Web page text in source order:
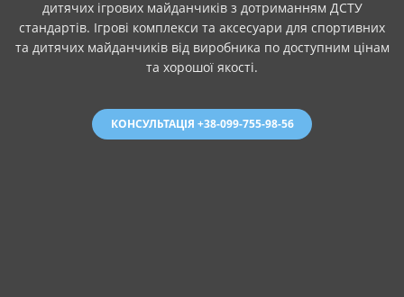
дитячих ігрових майданчиків з дотриманням ДСТУ
стандартів. Ігрові комплекси та аксесуари для спортивних
та дитячих майданчиків від виробника по доступним цінам
та хорошої якості.
КОНСУЛЬТАЦІЯ +38-099-755-98-56